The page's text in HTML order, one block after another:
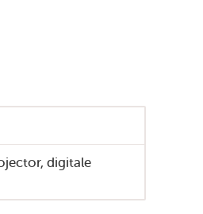
digitale
lokale ambtenaren